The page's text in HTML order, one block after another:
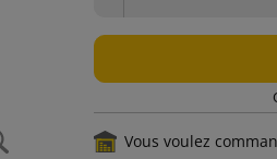
Vous voulez